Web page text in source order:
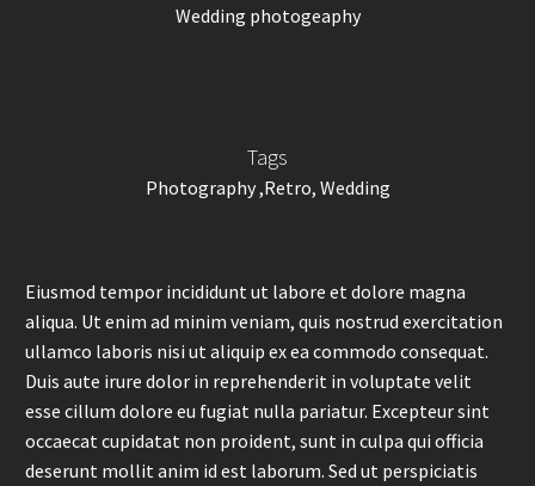
Wedding photogeaphy
Tags
Photography ,Retro, Wedding
Eiusmod tempor incididunt ut labore et dolore magna
aliqua. Ut enim ad minim veniam, quis nostrud exercitation
ullamco laboris nisi ut aliquip ex ea commodo consequat.
Duis aute irure dolor in reprehenderit in voluptate velit
esse cillum dolore eu fugiat nulla pariatur. Excepteur sint
occaecat cupidatat non proident, sunt in culpa qui officia
deserunt mollit anim id est laborum. Sed ut perspiciatis